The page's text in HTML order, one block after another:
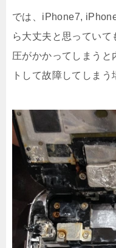
では、iPhone7,
ら大丈夫と思っていて
圧がかかってしまうと
トして故障してしまう